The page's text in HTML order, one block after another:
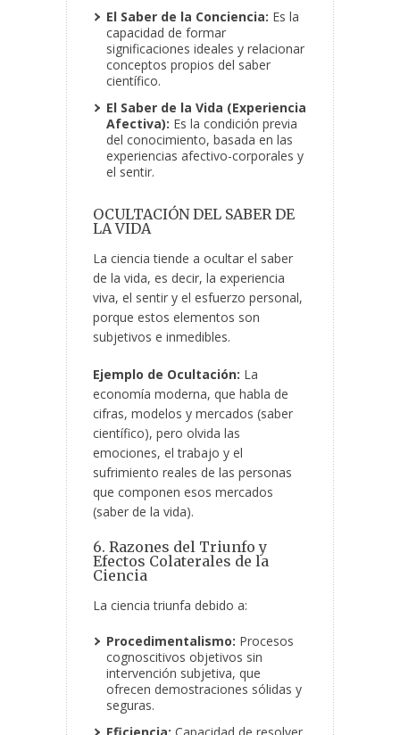
El Saber de la Conciencia: Es la
capacidad de formar
significaciones ideales y relacionar
conceptos propios del saber
científico.
El Saber de la Vida (Experiencia
Afectiva): Es la condición previa
del conocimiento, basada en las
experiencias afectivo-corporales y
el sentir.
OCULTACIÓN DEL SABER DE
LA VIDA
La ciencia tiende a ocultar el saber
de la vida, es decir, la experiencia
viva, el sentir y el esfuerzo personal,
porque estos elementos son
subjetivos e inmedibles.
Ejemplo de Ocultación: La
economía moderna, que habla de
cifras, modelos y mercados (saber
científico), pero olvida las
emociones, el trabajo y el
sufrimiento reales de las personas
que componen esos mercados
(saber de la vida).
6. Razones del Triunfo y
Efectos Colaterales de la
Ciencia
La ciencia triunfa debido a:
Procedimentalismo: Procesos
cognoscitivos objetivos sin
intervención subjetiva, que
ofrecen demostraciones sólidas y
seguras.